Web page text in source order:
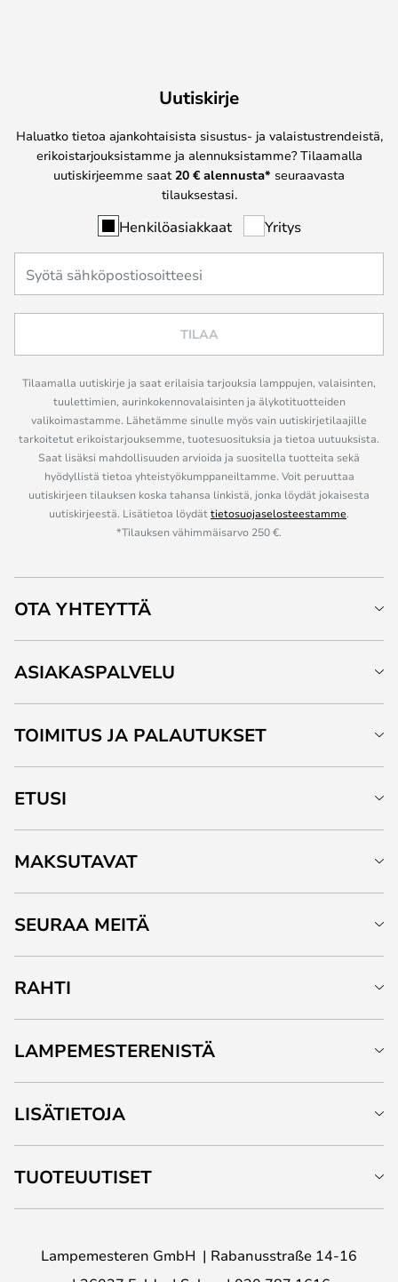
Uutiskirje
Haluatko tietoa ajankohtaisista sisustus- ja valaistustrendeistä,
erikoistarjouksistamme ja alennuksistamme? Tilaamalla
uutiskirjeemme saat 20 € alennusta* seuraavasta
tilauksestasi.
Henkilöasiakkaat Yritys
TILAA
Tilaamalla uutiskirje ja saat erilaisia tarjouksia lamppujen, valaisinten,
tuulettimien, aurinkokennovalaisinten ja älykotituotteiden
valikoimastamme. Lähetämme sinulle myös vain uutiskirjetilaajille
tarkoitetut erikoistarjouksemme, tuotesuosituksia ja tietoa uutuuksista.
Saat lisäksi mahdollisuuden arvioida ja suositella tuotteita sekä
hyödyllistä tietoa yhteistyökumppaneiltamme. Voit peruuttaa
uutiskirjeen tilauksen koska tahansa linkistä, jonka löydät jokaisesta
uutiskirjeestä. Lisätietoa löydättietosuojaselosteestamme.
*Tilauksen vähimmäisarvo 250 €.
OTA YHTEYTTÄ
ASIAKASPALVELU
TOIMITUS JA PALAUTUKSET
ETUSI
MAKSUTAVAT
SEURAA MEITÄ
RAHTI
LAMPEMESTERENISTÄ
LISÄTIETOJA
TUOTEUUTISET
Lampemesteren GmbH
Rabanusstraße 14-16